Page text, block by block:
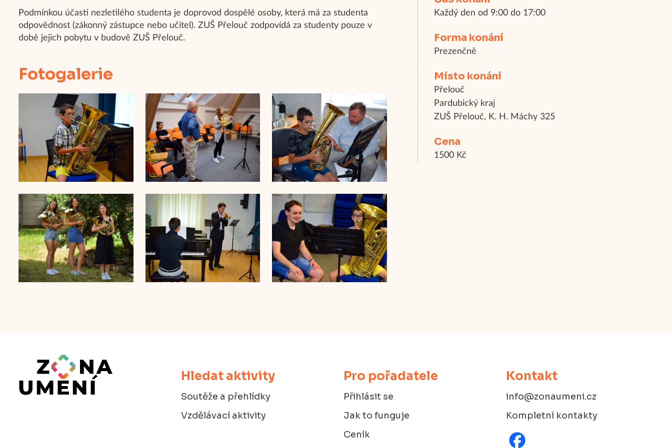
Každý den od 9:00 do 17:00
Forma konání
Prezenčně
Místo konání
Přelouč
Pardubický kraj
ZUŠ Přelouč, K. H. Máchy 325
Cena
1500 Kč
Podmínkou účasti nezletilého studenta je doprovod dospělé osoby, která má za studenta
odpovědnost (zákonný zástupce nebo učitel). ZUŠ Přelouč zodpovídá za studenty pouze v
době jejich pobytu v budově ZUŠ Přelouč.
Fotogalerie
Hledat aktivity
Soutěže a přehlídky
Vzdělávací aktivity
Pro pořadatele
Přihlásit se
Jak to funguje
Ceník
Kontakt
info@zonaumeni.cz
Kompletní kontakty